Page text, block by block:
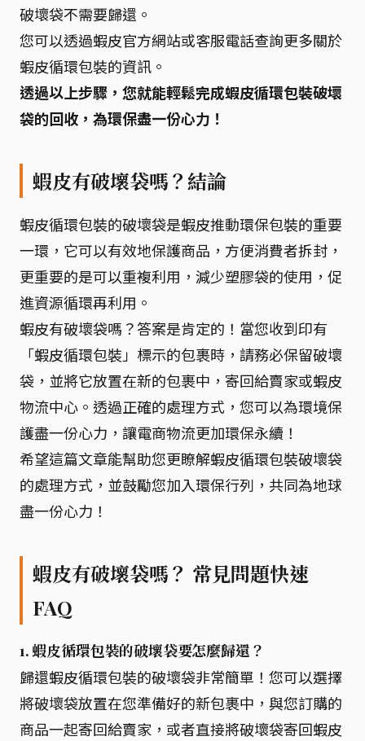
破壞袋不需要歸還。
您可以透過蝦皮官方網站或客服電話查詢更多關於
蝦皮循環包裝的資訊。
透過以上步驟，您就能輕鬆完成蝦皮循環包裝破壞
袋的回收，為環保盡一份心力！
蝦皮有破壞袋嗎？結論
蝦皮循環包裝的破壞袋是蝦皮推動環保包裝的重要
一環，它可以有效地保護商品，方便消費者拆封，
更重要的是可以重複利用，減少塑膠袋的使用，促
進資源循環再利用。
蝦皮有破壞袋嗎？答案是肯定的！當您收到印有
「蝦皮循環包裝」標示的包裹時，請務必保留破壞
袋，並將它放置在新的包裹中，寄回給賣家或蝦皮
物流中心。透過正確的處理方式，您可以為環境保
護盡一份心力，讓電商物流更加環保永續！
希望這篇文章能幫助您更瞭解蝦皮循環包裝破壞袋
的處理方式，並鼓勵您加入環保行列，共同為地球
盡一份心力！
蝦皮有破壞袋嗎？ 常見問題快速
FAQ
1. 蝦皮循環包裝的破壞袋要怎麼歸還？
歸還蝦皮循環包裝的破壞袋非常簡單！您可以選擇
將破壞袋放置在您準備好的新包裹中，與您訂購的
商品一起寄回給賣家，或者直接將破壞袋寄回蝦皮